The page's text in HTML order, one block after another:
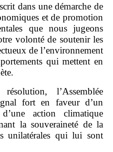
dans une démarche de
et de promotion
que nous jugeons
volonté de soutenir les
de l’environnement
qui mettent en
l’Assemblée
fort en faveur d’un
action climatique
la souveraineté de la
unilatérales qui lui sont